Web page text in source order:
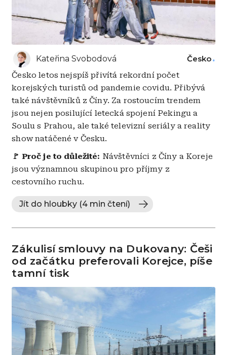
Kateřina Svobodová Česko
Česko letos nejspíš přivítá rekordní počet
korejských turistů od pandemie covidu. Přibývá
také návštěvníků z Číny. Za rostoucím trendem
jsou nejen posilující letecká spojení Pekingu a
Soulu s Prahou, ale také televizní seriály a reality
show natáčené v Česku.
🚩 Proč je to důležité: Návštěvníci z Číny a Koreje
jsou významnou skupinou pro příjmy z
cestovního ruchu.
Jít do hloubky (4 min čtení)
Zákulisí smlouvy na Dukovany: Češi
od začátku preferovali Korejce, píše
tamní tisk